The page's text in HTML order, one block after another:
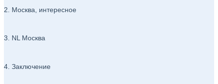
2. Москва, интересное
3. NL Москва
4. Заключение